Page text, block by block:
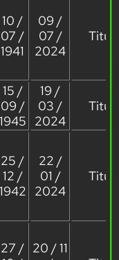
10 /
07 /
1941
09 /
07 /
2024
15 /
09 /
1945
19 /
03 /
2024
25 /
12 /
1942
22 /
01 /
2024
27 / 20 / 11